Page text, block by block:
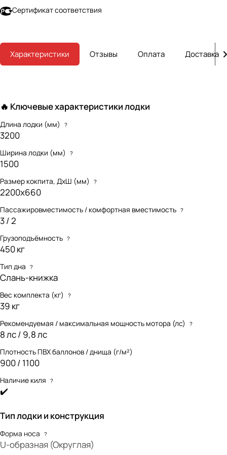
Сертификат соответствия
Характеристики Отзывы Оплата Доставка
🔥 Ключевые характеристики лодки
Длина лодки (мм) ?
3200
Ширина лодки (мм) ?
1500
Размер кокпита, ДхШ (мм) ?
2200х660
Пассажировместимость / комфортная вместимость ?
3 / 2
Грузоподъёмность ?
450 кг
Тип дна ?
Слань-книжка
Вес комплекта (кг) ?
39 кг
Рекомендуемая / максимальная мощность мотора (лс) ?
8 лс / 9,8 лс
Плотность ПВХ баллонов / днища (г/м²)
900 / 1100
Наличие киля ?
✔️
Тип лодки и конструкция
Форма носа ?
U-образная (Округлая)